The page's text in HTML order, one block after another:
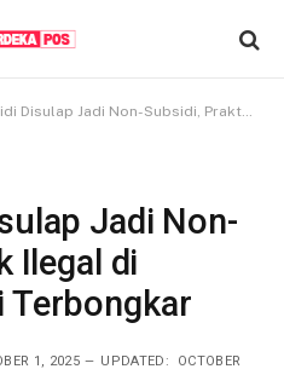
Jadi Non-Subsidi, Praktik Ilegal di Pekanbaru Kini Terbongkar
Jadi Non-
Ilegal di
Terbongkar
1, 2025 UPDATED: OCTOBER